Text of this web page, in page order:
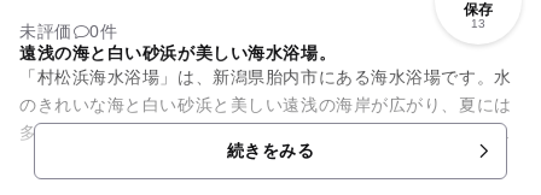
保存
13
未評価
0件
遠浅の海と白い砂浜が美しい海水浴場。
「村松浜海水浴場」は、新潟県胎内市にある海水浴場です。水
のきれいな海と白い砂浜と美しい遠浅の海岸が広がり、夏には
多くの海水浴客が訪れます。無料の更衣室とシャワー、トイレ
が完備されており、バーベキ...続きをみる